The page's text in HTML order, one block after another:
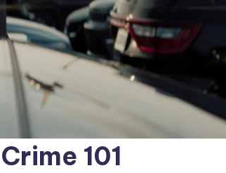
101